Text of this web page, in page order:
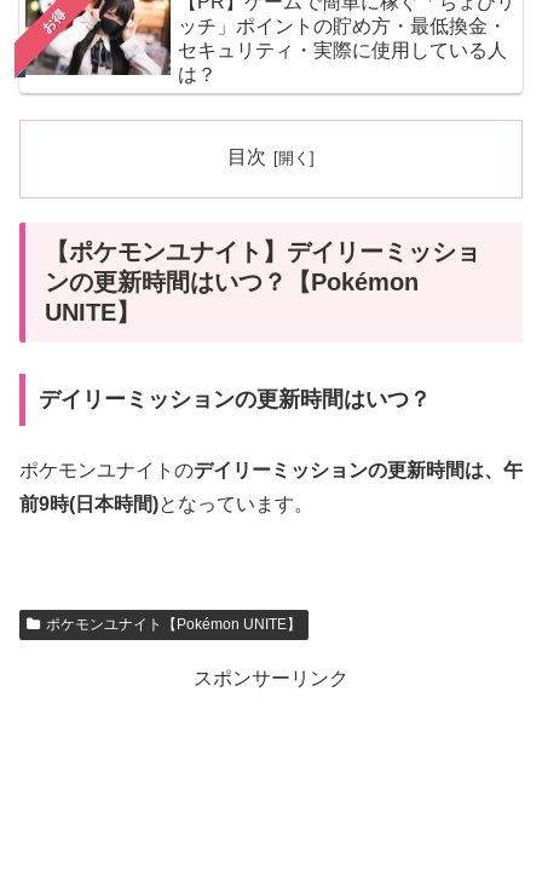
お得
ッチ」ポイントの貯め方・最低換金・
セキュリティ・実際に使用している人
は？
目次
【ポケモンユナイト】デイリーミッショ
ンの更新時間はいつ？【Pokémon
UNITE】
デイリーミッションの更新時間はいつ？
ポケモンユナイトのデイリーミッションの更新時間は、午
前9時(日本時間)となっています。
ポケモンユナイト【Pokémon UNITE】
スポンサーリンク